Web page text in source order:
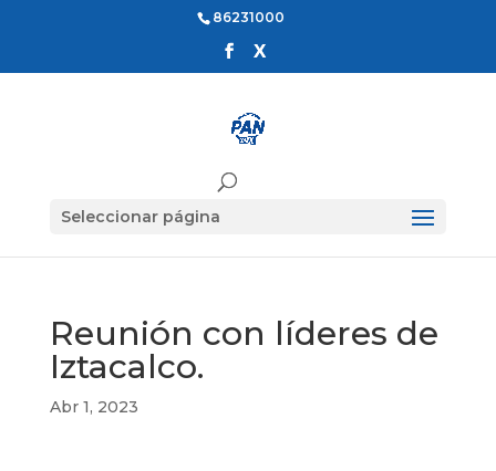
86231000
Seleccionar página
Reunión con líderes de
Iztacalco.
Abr 1, 2023